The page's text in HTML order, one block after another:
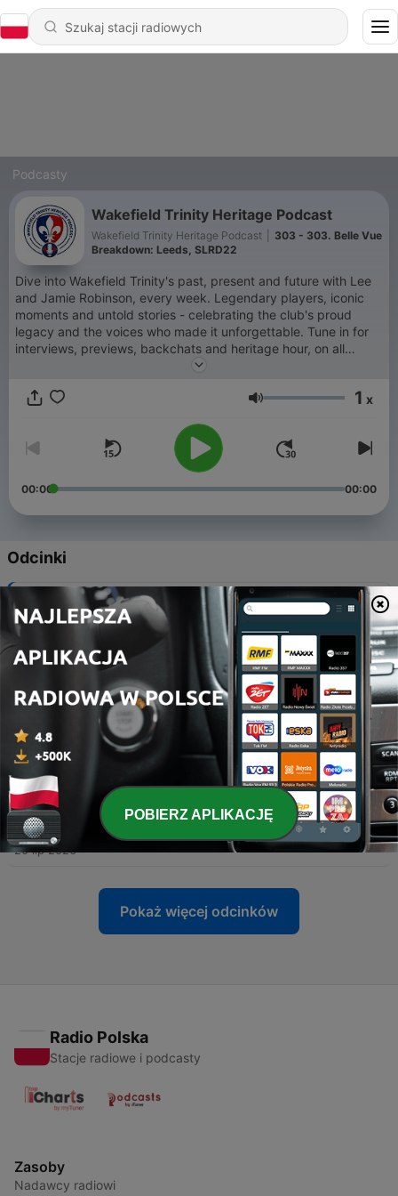
Podcasty
Wakefield Trinity Heritage Podcast
Wakefield Trinity Heritage Podcast
303 - 303. Belle Vue
Breakdown: Leeds, SLRD22
Dive into Wakefield Trinity's past, present and future with Lee
and Jamie Robinson, every week. Legendary players, iconic
moments and untold stories - celebrating the club's proud
legacy and the voices who made it unforgettable. Tune in for
interviews, previews, backchats and heritage hour, on all
podcasting platforms worldwide.
Głośność 1 x
00:00 00:00
Odcinki
303. Belle Vue Breakdown: Leeds, SLRD22
04 sie 2026
302 302. Trinity Backchat: Catalans (A), SLRD21
301. Fans Forum: Contenders
27 lip 2026
- 300. Trinity Backchat: Castleford (H), SLRD20
25 lip 2026
299 - 299. Belle Vue Breakdown: Castleford, SLRD20
20 lip 2026
Pokaż więcej odcinków
Radio Polska
Stacje radiowe i podcasty
Zasoby
Nadawcy radiowi
POBIERZ APLIKACJĘ